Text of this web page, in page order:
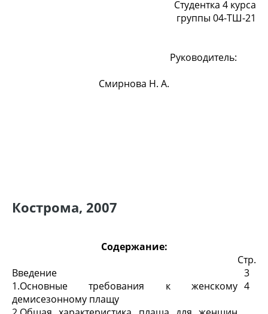
Студентка 4 курса
группы 04-ТШ-21
Руководитель:
Смирнова Н. А.
Кострома, 2007
Содержание:
Стр.
Введение
3
1.Основные требования к женскому
демисезонному плащу
4